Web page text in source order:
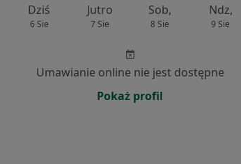
Dziś
6 Sie
Jutro
7 Sie
Sob,
8 Sie
Ndz,
9 Sie
Umawianie online nie jest dostępne
Pokaż profil